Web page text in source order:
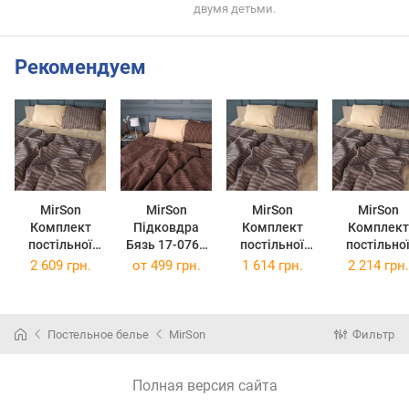
двумя детьми.
Рекомендуем
MirSon
Комплект
постільної
білизни
Elegant Stripes
MirSon
Підковдра
Бязь 17-0767
Elegant Stripes
MirSon
Комплект
постільної
білизни
MirSon
Комплект
постільної
білизни King
Бязь
2 609 грн. от 499 грн. 1 614 грн. 2 214 грн.
Постельное белье MirSon Фильтр
Полная версия сайта